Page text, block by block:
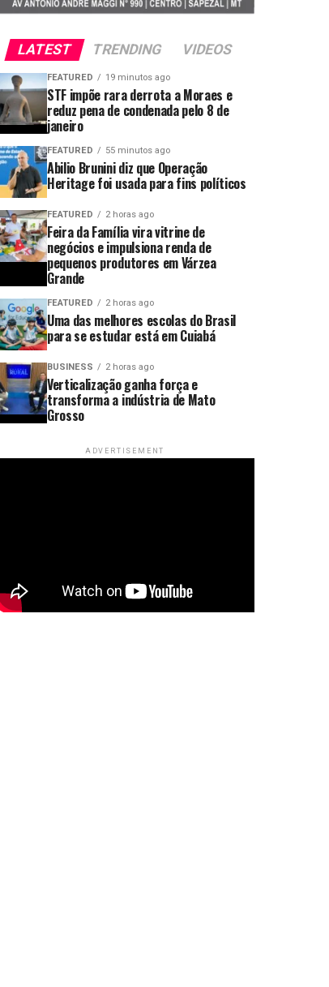
LATEST TRENDING VIDEOS
FEATURED 19 minutos ago
STF impõe rara derrota a Moraes e
reduz pena de condenada pelo 8 de
janeiro
FEATURED 55 minutos ago
Abilio Brunini diz que Operação
Heritage foi usada para fins políticos
FEATURED 2 horas ago
Feira da Família vira vitrine de
negócios e impulsiona renda de
pequenos produtores em Várzea
Grande
FEATURED 2 horas ago
Uma das melhores escolas do Brasil
para se estudar está em Cuiabá
BUSINESS 2 horas ago
Verticalização ganha força e
transforma a indústria de Mato
Grosso
ADVERTISEMENT